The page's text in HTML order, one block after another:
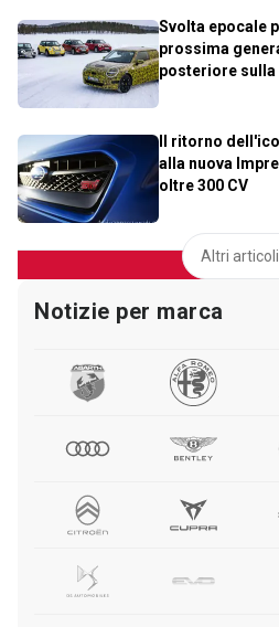
Svolta epocale
prossima
posteriore sulla
Il ritorno
alla nuova
oltre 300 CV
Altri articoli
Notizie per marca